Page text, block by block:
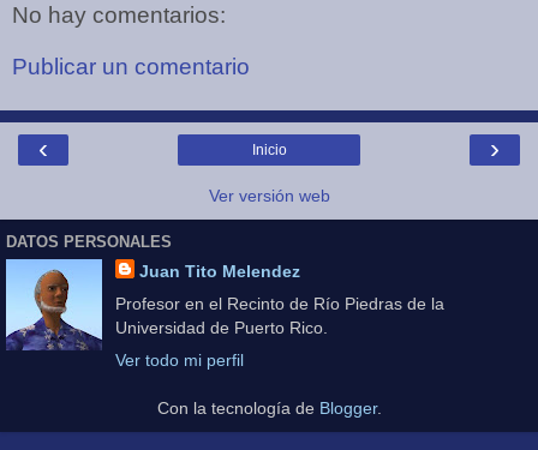
No hay comentarios:
Publicar un comentario
‹ ›
Inicio
Ver versión web
DATOS PERSONALES
Juan Tito Melendez
Profesor en el Recinto de Río Piedras de la
Universidad de Puerto Rico.
Ver todo mi perfil
Con la tecnología de Blogger.